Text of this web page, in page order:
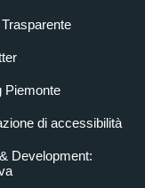
Piemonte
di accessibilità
Development: